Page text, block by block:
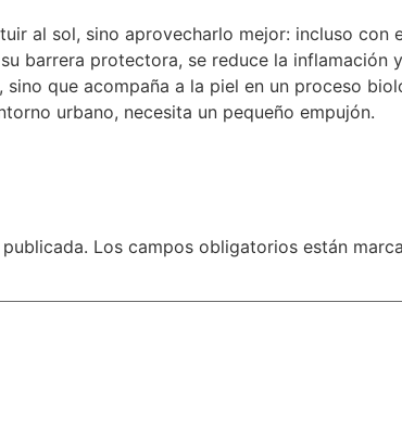
al sol, sino aprovecharlo mejor: incluso
barrera protectora, se reduce la inflamación
que acompaña a la piel en un proceso
urbano, necesita un pequeño empujón.
Los campos obligatorios están